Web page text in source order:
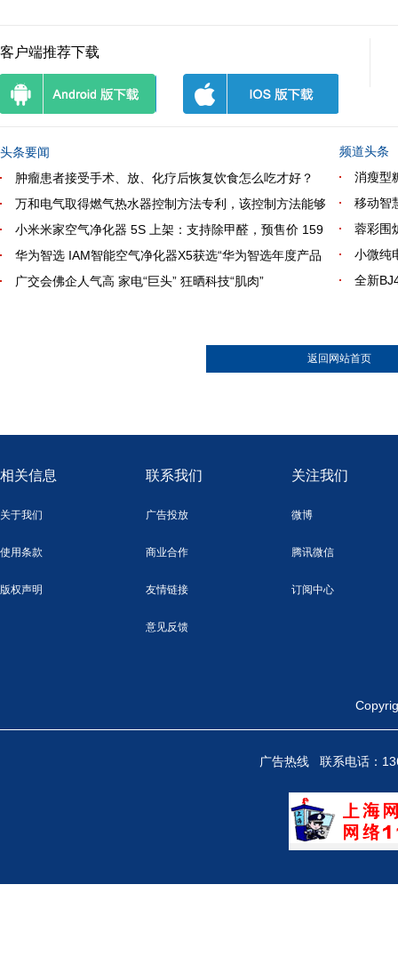
客户端推荐下载
头条要闻
肿瘤患者接受手术、放、化疗后恢复饮食怎么吃才好？
万和电气取得燃气热水器控制方法专利，该控制方法能够
小米米家空气净化器 5S 上架：支持除甲醛，预售价 159
华为智选 IAM智能空气净化器X5获选“华为智选年度产品
广交会佛企人气高 家电“巨头” 狂晒科技“肌肉”
频道头条
消瘦型
移动智
蓉彩围
小微纯
全新
返回网站首页
相关信息
关于我们
使用条款
版权声明
联系我们
广告投放
商业合作
友情链接
意见反馈
关注我们
微博
腾讯微信
订阅中心
广告热线 联系电话：